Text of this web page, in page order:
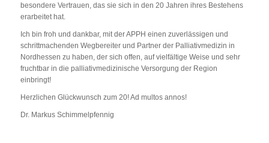
besondere Vertrauen, das sie sich in den 20 Jahren ihres Bestehens
erarbeitet hat.
Ich bin froh und dankbar, mit der APPH einen zuverlässigen und
schrittmachenden Wegbereiter und Partner der Palliativmedizin in
Nordhessen zu haben, der sich offen, auf vielfältige Weise und sehr
fruchtbar in die palliativmedizinische Versorgung der Region
einbringt!
Herzlichen Glückwunsch zum 20! Ad multos annos!
Dr. Markus Schimmelpfennig